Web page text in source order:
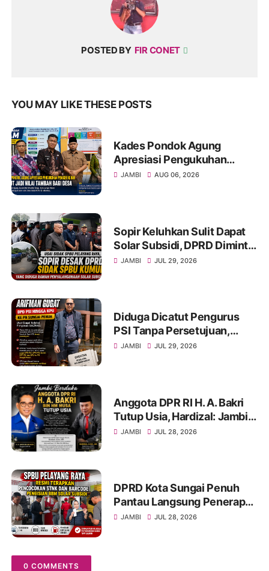
POSTED BY FIR CONET
YOU MAY LIKE THESE POSTS
Kades Pondok Agung
Apresiasi Pengukuhan
Penggerak HAM, Sebut Jadi
JAMBI AUG 06, 2026
Sopir Keluhkan Sulit Dapat
Solar Subsidi, DPRD Diminta
Sidak SPBU Kumun
JAMBI JUL 29, 2026
Diduga Dicatut Pengurus
PSI Tanpa Persetujuan,
Arifman Resmi Gugat DPD
JAMBI JUL 29, 2026
Anggota DPR RI H. A. Bakri
Tutup Usia, Hardizal: Jambi
Kehilangan Salah Satu Putra
JAMBI JUL 28, 2026
DPRD Kota Sungai Penuh
Pantau Langsung Penerapan
Pencocokan STNK di SPBU
JAMBI JUL 28, 2026
0 COMMENTS